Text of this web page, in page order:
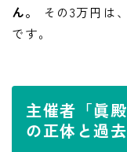
ん。
その3万円は
です。
主催者「眞
の正体と過